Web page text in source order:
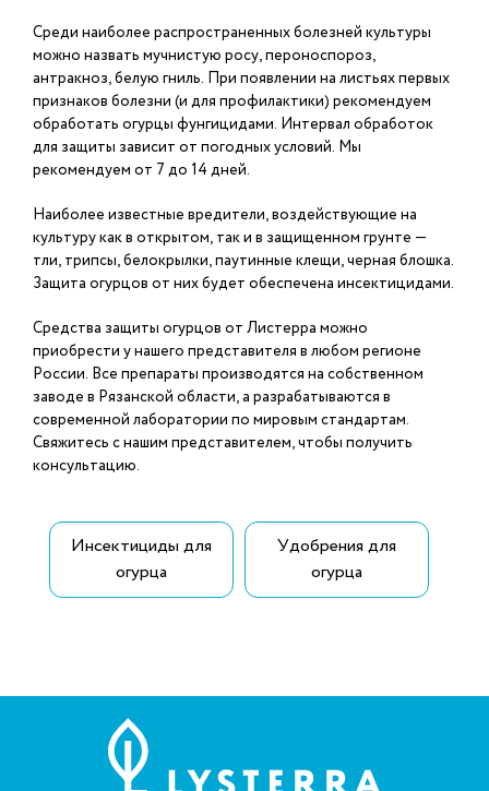
Среди наиболее распространенных болезней культуры
можно назвать мучнистую росу, пероноспороз,
антракноз, белую гниль. При появлении на листьях первых
признаков болезни (и для профилактики) рекомендуем
обработать огурцы фунгицидами. Интервал обработок
для защиты зависит от погодных условий. Мы
рекомендуем от 7 до 14 дней.
Наиболее известные вредители, воздействующие на
культуру как в открытом, так и в защищенном грунте —
тли, трипсы, белокрылки, паутинные клещи, черная блошка.
Защита огурцов от них будет обеспечена инсектицидами.
Средства защиты огурцов от Листерра можно
приобрести у нашего представителя в любом регионе
России. Все препараты производятся на собственном
заводе в Рязанской области, а разрабатываются в
современной лаборатории по мировым стандартам.
Свяжитесь с нашим представителем, чтобы получить
консультацию.
Инсектициды для
огурца
Удобрения для
огурца